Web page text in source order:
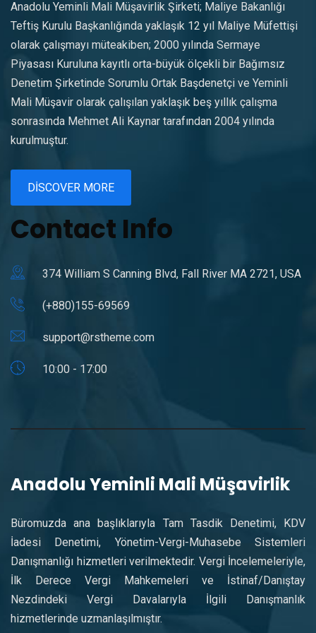
Anadolu Yeminli Mali Müşavirlik Şirketi; Maliye Bakanlığı
Teftiş Kurulu Başkanlığında yaklaşık 12 yıl Maliye Müfettişi
olarak çalışmayı müteakiben; 2000 yılında Sermaye
Piyasası Kuruluna kayıtlı orta-büyük ölçekli bir Bağımsız
Denetim Şirketinde Sorumlu Ortak Başdenetçi ve Yeminli
Mali Müşavir olarak çalışılan yaklaşık beş yıllık çalışma
sonrasında Mehmet Ali Kaynar tarafından 2004 yılında
kurulmuştur.
DISCOVER MORE
Contact Info
374 William S Canning Blvd, Fall River MA 2721, USA
(+880)155-69569
support@rstheme.com
10:00 - 17:00
Anadolu Yeminli Mali Müşavirlik
Büromuzda ana başlıklarıyla Tam Tasdik Denetimi, KDV
İadesi Denetimi, Yönetim-Vergi-Muhasebe Sistemleri
Danışmanlığı hizmetleri verilmektedir. Vergi İncelemeleriyle,
İlk Derece Vergi Mahkemeleri ve İstinaf/Danıştay
Nezdindeki Vergi Davalarıyla İlgili Danışmanlık
hizmetlerinde uzmanlaşılmıştır.